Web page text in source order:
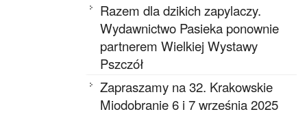
Razem dla dzikich zapylaczy.
Wydawnictwo Pasieka ponownie
partnerem Wielkiej Wystawy
Pszczół
Zapraszamy na 32. Krakowskie
Miodobranie 6 i 7 września 2025